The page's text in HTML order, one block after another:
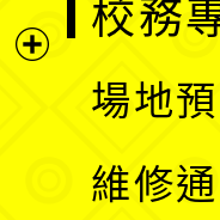
校務
場地
維修